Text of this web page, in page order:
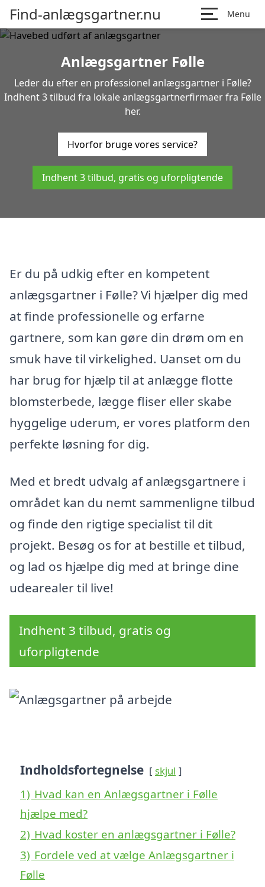
Find-anlægsgartner.nu Menu
Anlægsgartner Følle
Leder du efter en professionel anlægsgartner i Følle?
Indhent 3 tilbud fra lokale anlægsgartnerfirmaer fra Følle
her.
Hvorfor bruge vores service?
Indhent 3 tilbud, gratis og uforpligtende
Er du på udkig efter en kompetent
anlægsgartner i Følle? Vi hjælper dig med
at finde professionelle og erfarne
gartnere, som kan gøre din drøm om en
smuk have til virkelighed. Uanset om du
har brug for hjælp til at anlægge flotte
blomsterbede, lægge fliser eller skabe
hyggelige uderum, er vores platform den
perfekte løsning for dig.
Med et bredt udvalg af anlægsgartnere i
området kan du nemt sammenligne tilbud
og finde den rigtige specialist til dit
projekt. Besøg os for at bestille et tilbud,
og lad os hjælpe dig med at bringe dine
udearealer til live!
Indhent 3 tilbud, gratis og
uforpligtende
Indholdsfortegnelse skjul
1) Hvad kan en Anlægsgartner i Følle
hjælpe med?
2) Hvad koster en anlægsgartner i Følle?
3) Fordele ved at vælge Anlægsgartner i
Følle